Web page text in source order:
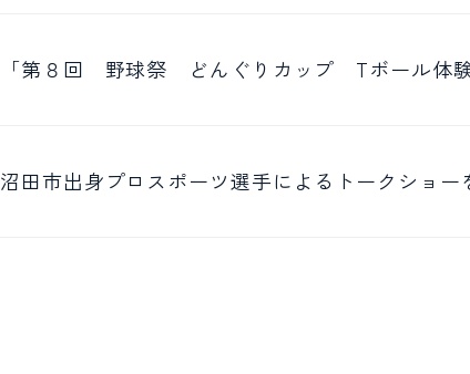
「第８回 野球祭 どんぐりカップ Tボール体
沼田市出身プロスポーツ選手によるトークショー